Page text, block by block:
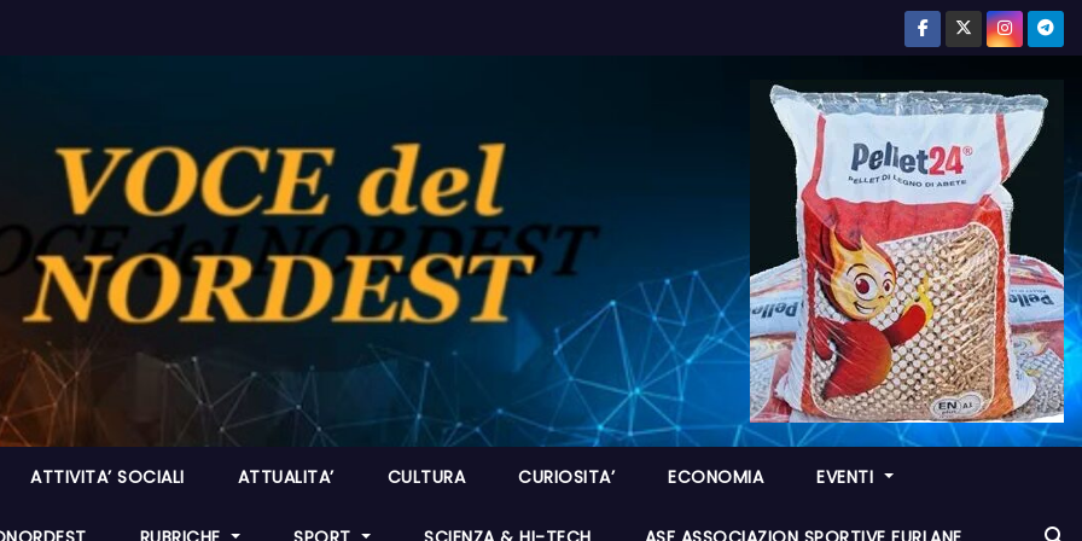
ATTIVITA’ SOCIALI ATTUALITA’ CULTURA CURIOSITA’ ECONOMIA EVENTI